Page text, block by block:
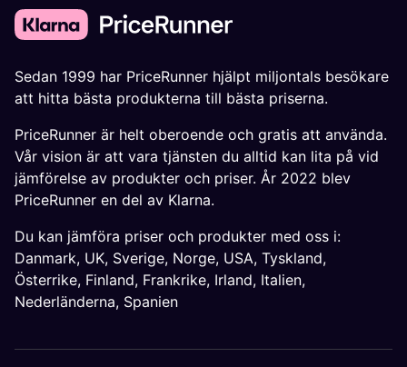
Sedan 1999 har PriceRunner hjälpt miljontals besökare
att hitta bästa produkterna till bästa priserna.
PriceRunner är helt oberoende och gratis att använda.
Vår vision är att vara tjänsten du alltid kan lita på vid
jämförelse av produkter och priser. År 2022 blev
PriceRunner en del av Klarna.
Du kan jämföra priser och produkter med oss i:
Danmark, UK, Sverige, Norge, USA, Tyskland,
Österrike, Finland, Frankrike, Irland, Italien,
Nederländerna, Spanien